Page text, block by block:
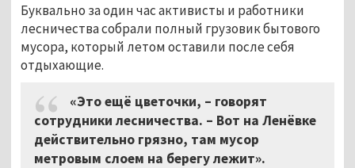
Буквально за один час активисты и работники
лесничества собрали полный грузовик бытового
мусора, который летом оставили после себя
отдыхающие.
«Это ещё цветочки, – говорят
сотрудники лесничества. – Вот на Ленёвке
действительно грязно, там мусор
метровым слоем на берегу лежит».